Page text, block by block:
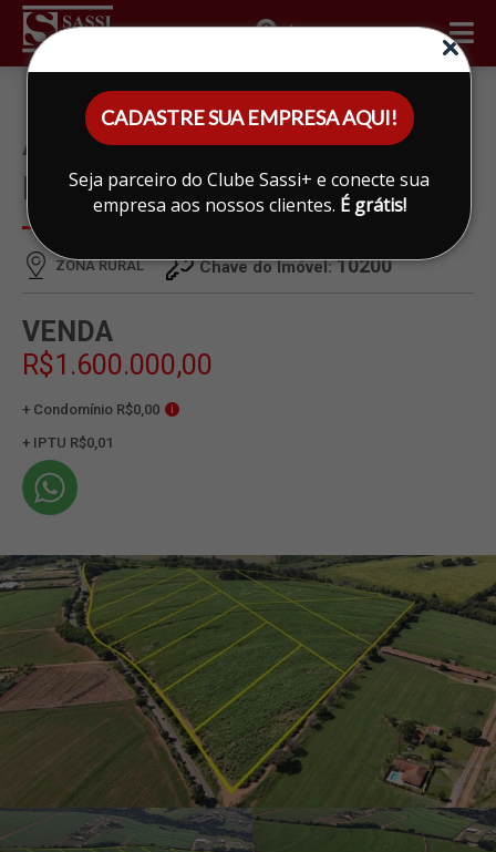
CADASTRE SUA EMPRESA AQUI!
Seja parceiro do Clube Sassi+ e conecte sua
empresa aos nossos clientes. É grátis!
ÁREA DO CLIENTE
ÁREA À VENDA EM ZONA
RURAL, LIMEIRA
ZONA RURAL Chave do Imóvel:10200
VENDA
R$1.600.000,00
+ Condomínio R$0,00 i
+ IPTU R$0,01